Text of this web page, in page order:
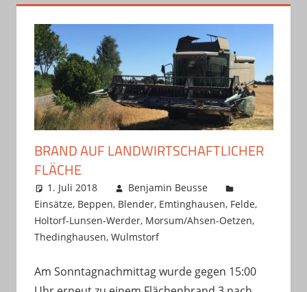
BRAND AUF LANDWIRTSCHAFTLICHER
FLÄCHE
1. Juli 2018
Benjamin Beusse
Einsätze, Beppen, Blender, Emtinghausen, Felde,
Holtorf-Lunsen-Werder, Morsum/Ahsen-Oetzen,
Thedinghausen, Wulmstorf
Am Sonntagnachmittag wurde gegen 15:00